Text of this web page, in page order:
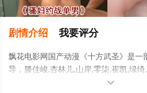
剧情介绍 我要评分
飘花电影网国产动漫《十方武圣》是一
导，滕佳峻,杏林儿,山岸,零柒,崔凯,绿
良生,香凝,一舟,韩雨泽,南屿,盛典,巽辰
